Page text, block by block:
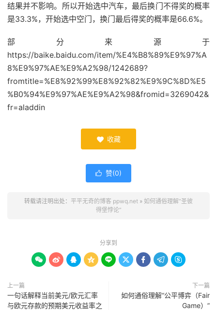
结果并不影响。所以开始选中汽车，最后换门不得奖的概率
是33.3%，开始选中空门，换门最后得奖的概率是66.6%。
部分来源于
https://baike.baidu.com/item/%E4%B8%89%E9%97%A
8%E9%97%AE%E9%A2%98/1242689?
fromtitle=%E8%92%99%E8%92%82%E9%9C%8D%E5
%B0%94%E9%97%AE%E9%A2%98&fromid=3269042&
fr=aladdin
 收藏
 赞(0)
转载请注明出处： 平平无奇的博客 ppwq.net » 如何通俗理解“圣彼
得堡悖论”
分享到
        
上一篇
一句话解释当前美元/欧元汇率
与欧元存款的预期美元收益率之
下一篇
如何通俗理解“公平博弈（Fair
Game）”